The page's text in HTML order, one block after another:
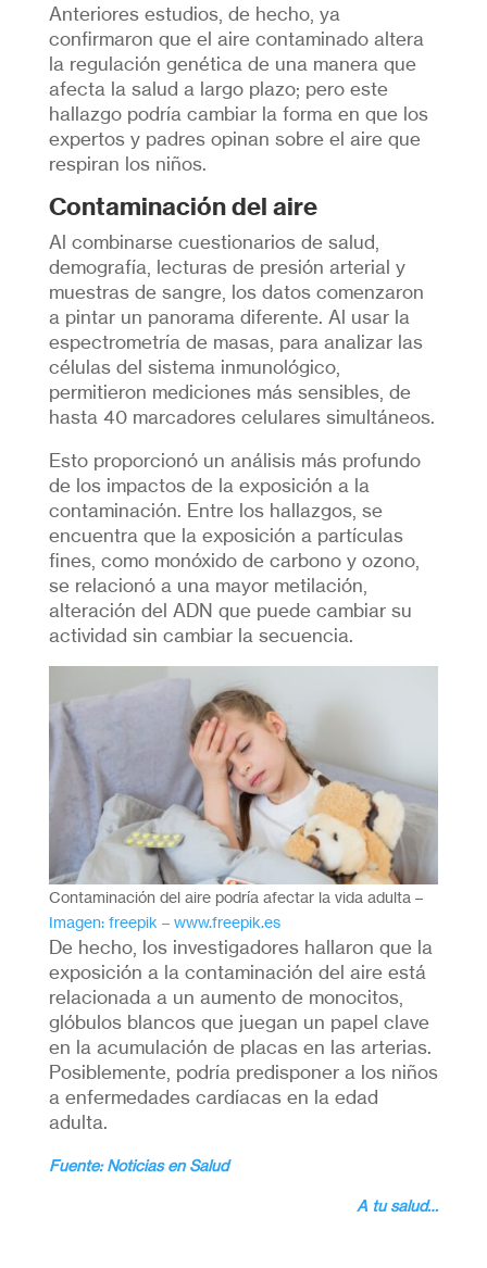
Anteriores estudios, de hecho, ya
confirmaron que el aire contaminado altera
la regulación genética de una manera que
afecta la salud a largo plazo; pero este
hallazgo podría cambiar la forma en que los
expertos y padres opinan sobre el aire que
respiran los niños.
Contaminación del aire
Al combinarse cuestionarios de salud,
demografía, lecturas de presión arterial y
muestras de sangre, los datos comenzaron
a pintar un panorama diferente. Al usar la
espectrometría de masas, para analizar las
células del sistema inmunológico,
permitieron mediciones más sensibles, de
hasta 40 marcadores celulares simultáneos.
Esto proporcionó un análisis más profundo
de los impactos de la exposición a la
contaminación. Entre los hallazgos, se
encuentra que la exposición a partículas
fines, como monóxido de carbono y ozono,
se relacionó a una mayor metilación,
alteración del ADN que puede cambiar su
actividad sin cambiar la secuencia.
Contaminación del aire podría afectar la vida adulta –
Imagen: freepik – www.freepik.es
De hecho, los investigadores hallaron que la
exposición a la contaminación del aire está
relacionada a un aumento de monocitos,
glóbulos blancos que juegan un papel clave
en la acumulación de placas en las arterias.
Posiblemente, podría predisponer a los niños
a enfermedades cardíacas en la edad
adulta.
Fuente: Noticias en Salud
A tu salud…